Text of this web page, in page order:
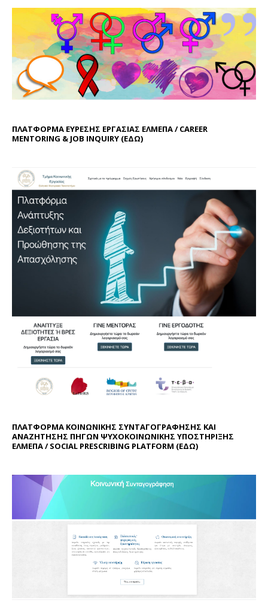
ΠΛΑΤΦΟΡΜΑ ΕΥΡΕΣΗΣ ΕΡΓΑΣΙΑΣ ΕΛΜΕΠΑ / CAREER
MENTORING & JOB INQUIRY (ΕΔΩ)
ΠΛΑΤΦΟΡΜΑ ΚΟΙΝΩΝΙΚΗΣ ΣΥΝΤΑΓΟΓΡΑΦΗΣΗΣ ΚΑΙ
ΑΝΑΖΗΤΗΣΗΣ ΠΗΓΩΝ ΨΥΧΟΚΟΙΝΩΝΙΚΗΣ ΥΠΟΣΤΗΡΙΞΗΣ
ΕΛΜΕΠΑ / SOCIAL PRESCRIBING PLATFORM (ΕΔΩ)